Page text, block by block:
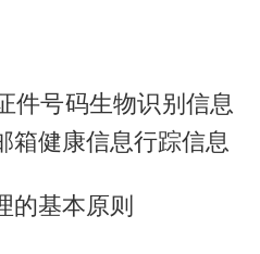
件号码生物识别信息
箱健康信息行踪信息
的基本原则